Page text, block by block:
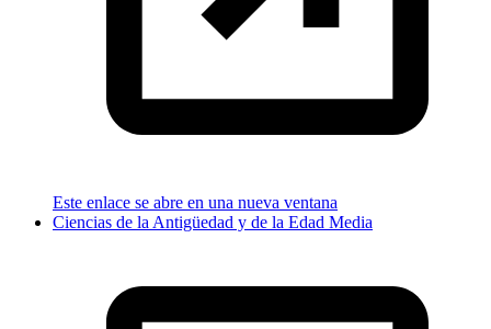
Este enlace se abre en una nueva ventana
Ciencias de la Antigüedad y de la Edad Media